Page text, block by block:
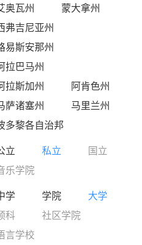
奥瓦州
蒙大拿州
弗吉尼亚州
易斯安那州
拉巴马州
拉斯加州
阿肯色州
萨诸塞州
马里兰州
多黎各自治邦
立 私立
国立
乐学院
学 学院
大学
科
社区学院
言学校